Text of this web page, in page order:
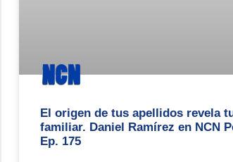
El origen de tus apellidos revela
familiar. Daniel Ramírez en NCN
Ep. 175